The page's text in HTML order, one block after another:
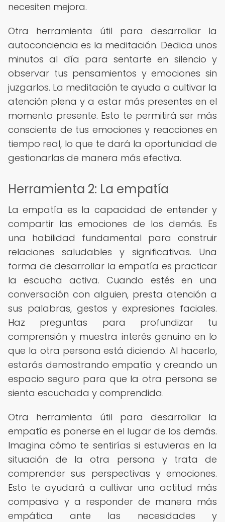
necesiten mejora.
Otra herramienta útil para desarrollar la
autoconciencia es la meditación. Dedica unos
minutos al día para sentarte en silencio y
observar tus pensamientos y emociones sin
juzgarlos. La meditación te ayuda a cultivar la
atención plena y a estar más presentes en el
momento presente. Esto te permitirá ser más
consciente de tus emociones y reacciones en
tiempo real, lo que te dará la oportunidad de
gestionarlas de manera más efectiva.
Herramienta 2: La empatía
La empatía es la capacidad de entender y
compartir las emociones de los demás. Es
una habilidad fundamental para construir
relaciones saludables y significativas. Una
forma de desarrollar la empatía es practicar
la escucha activa. Cuando estés en una
conversación con alguien, presta atención a
sus palabras, gestos y expresiones faciales.
Haz preguntas para profundizar tu
comprensión y muestra interés genuino en lo
que la otra persona está diciendo. Al hacerlo,
estarás demostrando empatía y creando un
espacio seguro para que la otra persona se
sienta escuchada y comprendida.
Otra herramienta útil para desarrollar la
empatía es ponerse en el lugar de los demás.
Imagina cómo te sentirías si estuvieras en la
situación de la otra persona y trata de
comprender sus perspectivas y emociones.
Esto te ayudará a cultivar una actitud más
compasiva y a responder de manera más
empática ante las necesidades y